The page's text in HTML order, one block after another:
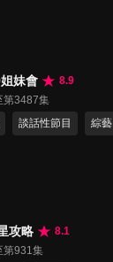
妹會
8.9
第3487集
談話性節目 綜藝
攻略
8.1
第931集